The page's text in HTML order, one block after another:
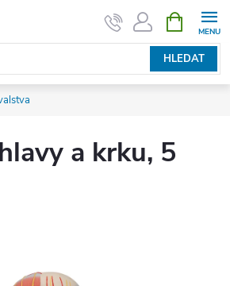
HLEDAT
NÁKUPNÍ
KOŠÍK
a krku, 5